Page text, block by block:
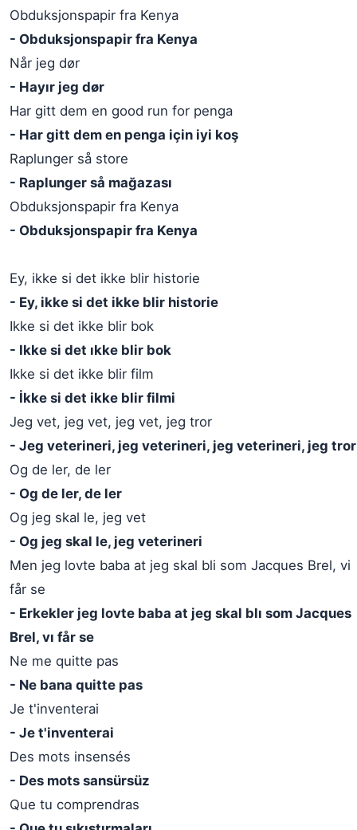
Obduksjonspapir fra Kenya
- Obduksjonspapir fra Kenya
Når jeg dør
- Hayır jeg dør
Har gitt dem en good run for penga
- Har gitt dem en penga için iyi koş
Raplunger så store
- Raplunger så mağazası
Obduksjonspapir fra Kenya
- Obduksjonspapir fra Kenya
Ey, ikke si det ikke blir historie
- Ey, ikke si det ikke blir historie
Ikke si det ikke blir bok
- Ikke si det ıkke blir bok
Ikke si det ikke blir film
- İkke si det ikke blir filmi
Jeg vet, jeg vet, jeg vet, jeg tror
- Jeg veterineri, jeg veterineri, jeg veterineri, jeg tror
Og de ler, de ler
- Og de ler, de ler
Og jeg skal le, jeg vet
- Og jeg skal le, jeg veterineri
Men jeg lovte baba at jeg skal bli som Jacques Brel, vi
får se
- Erkekler jeg lovte baba at jeg skal blı som Jacques
Brel, vı får se
Ne me quitte pas
- Ne bana quitte pas
Je t'inventerai
- Je t'inventerai
Des mots insensés
- Des mots sansürsüz
Que tu comprendras